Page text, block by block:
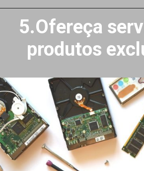
5.Ofereça
produtos